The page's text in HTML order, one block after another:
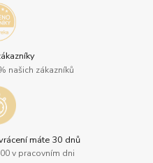
našich zákazníků
máte 30 dnů
v pracovním dni